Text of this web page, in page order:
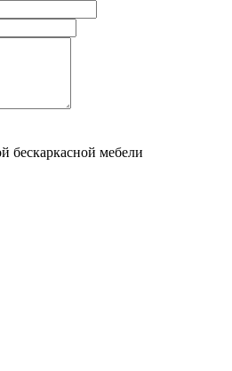
бескаркасной мебели